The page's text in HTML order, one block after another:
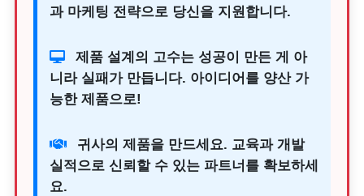
과 마케팅 전략으로 당신을 지원합니다.
제품 설계의 고수는 성공이 만든 게 아
니라 실패가 만듭니다. 아이디어를 양산 가
능한 제품으로!
귀사의 제품을 만드세요. 교육과 개발
실적으로 신뢰할 수 있는 파트너를 확보하세
요.